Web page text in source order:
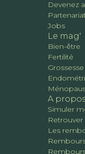
Devenez
Jobs
Le mag'
Bien-être
Fertilité
A
Simuler
Les